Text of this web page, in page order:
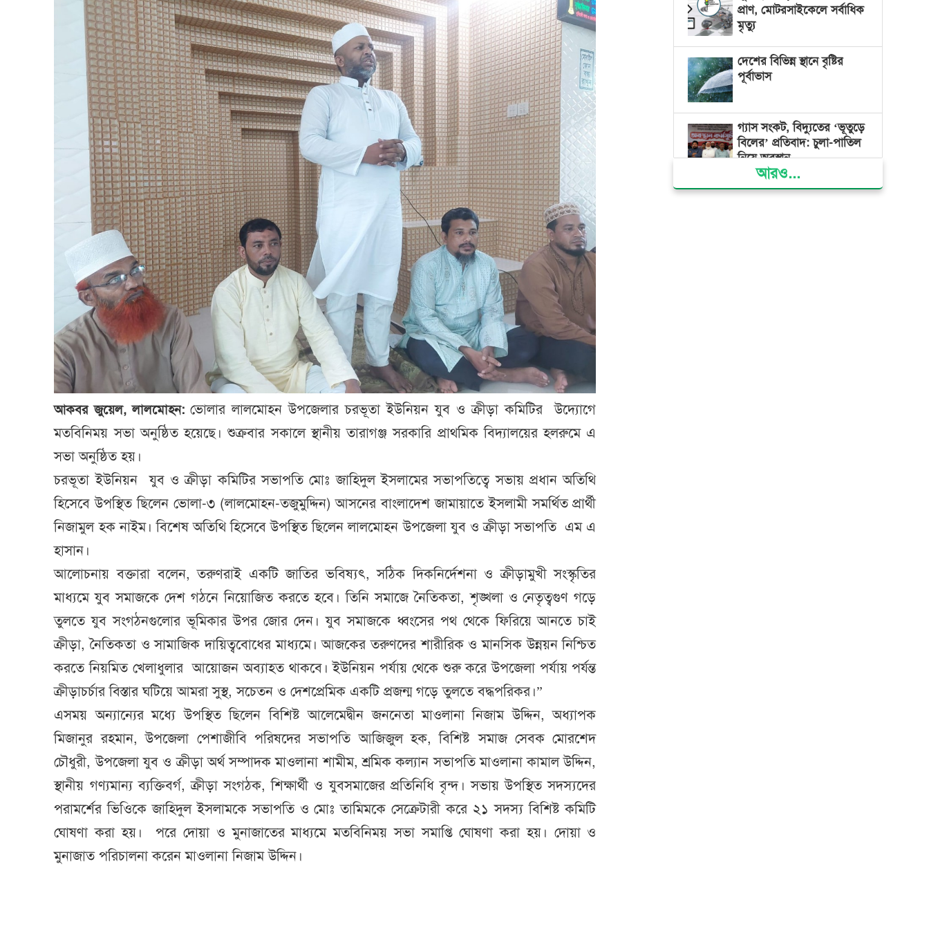
আকবর জুয়েল, লালমোহন:ভোলার লালমোহন উপজেলার চরভূতা ইউনিয়ন যুব ও ক্রীড়া কমিটির উদ্যোগে
মতবিনিময় সভা অনুষ্ঠিত হয়েছে। শুক্রবার সকালে স্থানীয় তারাগঞ্জ সরকারি প্রাথমিক বিদ্যালয়ের হলরুমে এ
সভা অনুষ্ঠিত হয়।
চরভূতা ইউনিয়ন যুব ও ক্রীড়া কমিটির সভাপতি মোঃ জাহিদুল ইসলামের সভাপতিত্বে সভায় প্রধান অতিথি
হিসেবে উপস্থিত ছিলেন ভোলা-৩ (লালমোহন-তজুমুদ্দিন) আসনের বাংলাদেশ জামায়াতে ইসলামী সমর্থিত প্রার্থী
নিজামুল হক নাইম। বিশেষ অতিথি হিসেবে উপস্থিত ছিলেন লালমোহন উপজেলা যুব ও ক্রীড়া সভাপতি এম এ
হাসান।
আলোচনায় বক্তারা বলেন, তরুণরাই একটি জাতির ভবিষ্যৎ, সঠিক দিকনির্দেশনা ও ক্রীড়ামুখী সংস্কৃতির
মাধ্যমে যুব সমাজকে দেশ গঠনে নিয়োজিত করতে হবে। তিনি সমাজে নৈতিকতা, শৃঙ্খলা ও নেতৃত্বগুণ গড়ে
তুলতে যুব সংগঠনগুলোর ভূমিকার উপর জোর দেন। যুব সমাজকে ধ্বংসের পথ থেকে ফিরিয়ে আনতে চাই
ক্রীড়া, নৈতিকতা ও সামাজিক দায়িত্ববোধের মাধ্যমে। আজকের তরুণদের শারীরিক ও মানসিক উন্নয়ন নিশ্চিত
করতে নিয়মিত খেলাধুলার আয়োজন অব্যাহত থাকবে। ইউনিয়ন পর্যায় থেকে শুরু করে উপজেলা পর্যায় পর্যন্ত
ক্রীড়াচর্চার বিস্তার ঘটিয়ে আমরা সুস্থ, সচেতন ও দেশপ্রেমিক একটি প্রজন্ম গড়ে তুলতে বদ্ধপরিকর।”
এসময় অন্যান্যের মধ্যে উপস্থিত ছিলেন বিশিষ্ট আলেমেদ্বীন জননেতা মাওলানা নিজাম উদ্দিন, অধ্যাপক
মিজানুর রহমান, উপজেলা পেশাজীবি পরিষদের সভাপতি আজিজুল হক, বিশিষ্ট সমাজ সেবক মোরশেদ
চৌধুরী, উপজেলা যুব ও ক্রীড়া অর্থ সম্পাদক মাওলানা শামীম, শ্রমিক কল্যান সভাপতি মাওলানা কামাল উদ্দিন,
স্থানীয় গণ্যমান্য ব্যক্তিবর্গ, ক্রীড়া সংগঠক, শিক্ষার্থী ও যুবসমাজের প্রতিনিধি বৃন্দ। সভায় উপস্থিত সদস্যদের
পরামর্শের ভিওিকে জাহিদুল ইসলামকে সভাপতি ও মোঃ তামিমকে সেক্রেটারী করে ২১ সদস্য বিশিষ্ট কমিটি
ঘোষণা করা হয়। পরে দোয়া ও মুনাজাতের মাধ্যমে মতবিনিময় সভা সমাপ্তি ঘোষণা করা হয়। দোয়া ও
মুনাজাত পরিচালনা করেন মাওলানা নিজাম উদ্দিন।
প্রাণ, মোটরসাইকেলে সর্বাধিক
মৃত্যু
দেশের বিভিন্ন স্থানে বৃষ্টির
পূর্বাভাস
গ্যাস সংকট, বিদ্যুতের ‘ভূতুড়ে
বিলের’ প্রতিবাদ: চুলা-পাতিল
নিয়ে অবস্থান
ক্ষমতার কেন্দ্র গণভবন থেকে
আরও...